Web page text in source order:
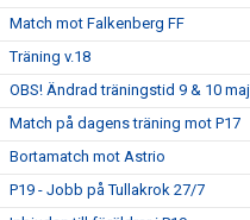
Match mot Falkenberg FF
Träning v.18
OBS! Ändrad träningstid 9 & 10 maj
Match på dagens träning mot P17
Bortamatch mot Astrio
P19 - Jobb på Tullakrok 27/7